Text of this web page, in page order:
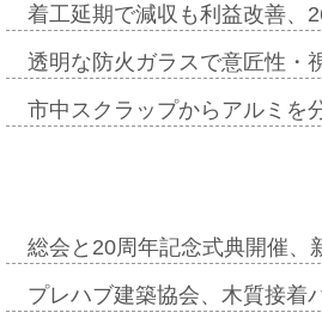
着工延期で減収も利益改善
透明な防火ガラスで意匠性
市中スクラップからアルミ
総会と20周年記念式典開催
プレハブ建築協会、木質接